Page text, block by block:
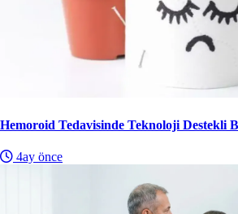
Hemoroid Tedavisinde Teknoloji Destekli
4ay önce